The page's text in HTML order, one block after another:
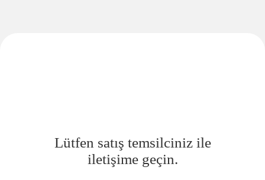
Lütfen satış temsilciniz ile
iletişime geçin.